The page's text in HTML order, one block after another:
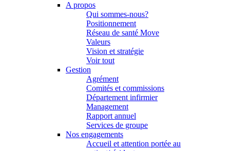
A propos
Qui sommes-nous?
Positionnement
Réseau de santé Move
Valeurs
Vision et stratégie
Voir tout
Gestion
Agrément
Comités et commissions
Département infirmier
Management
Rapport annuel
Services de groupe
Nos engagements
Accueil et attention portée au